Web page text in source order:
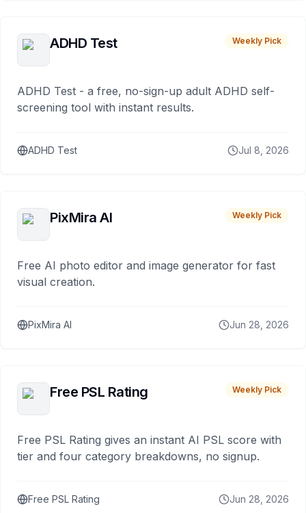
ADHD Test Weekly Pick
ADHD Test - a free, no-sign-up adult ADHD self-
screening tool with instant results.
ADHD Test Jul 8, 2026
PixMira AI Weekly Pick
Free AI photo editor and image generator for fast
visual creation.
PixMira AI Jun 28, 2026
Free PSL Rating Weekly Pick
Free PSL Rating gives an instant AI PSL score with
tier and four category breakdowns, no signup.
Free PSL Rating Jun 28, 2026